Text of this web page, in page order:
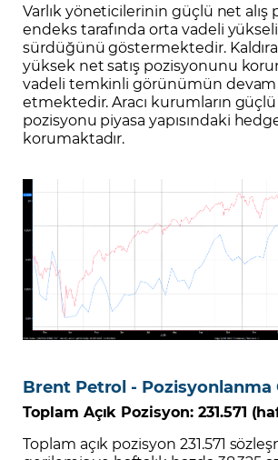
Varlık yöneticilerinin güçlü net alış
endeks tarafında orta vadeli
sürdüğünü göstermektedir.
yüksek net satış pozisyonunu
vadeli temkinli görünümün
etmektedir. Aracı kurumların güçlü
pozisyonu piyasa yapısındaki hedge
korumaktadır.
Brent Petrol - Pozisyonlanma
Toplam Açık Pozisyon: 231.571
Toplam açık pozisyon 231.571